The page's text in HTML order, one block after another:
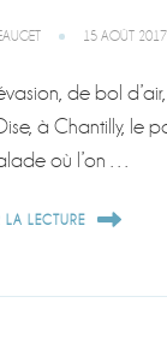
15 AOÛT 2017
de bol
à Chantilly, le
où l’on …
LECTURE